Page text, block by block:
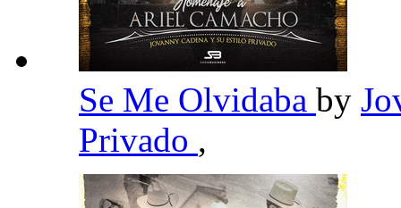
Se Me Olvidaba by
Privado ,